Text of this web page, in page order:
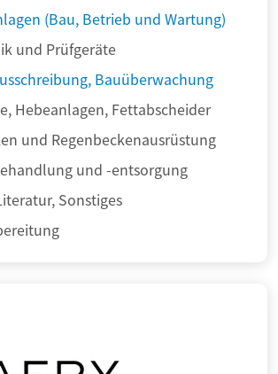
(Bau, Betrieb und Wartung)
und Prüfgeräte
Bauüberwachung
Hebeanlagen, Fettabscheider
und Regenbeckenausrüstung
und -entsorgung
Sonstiges